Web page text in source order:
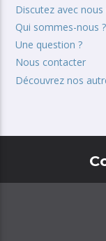
Discutez avec nous
Qui sommes-nous ?
Une question ?
Nous contacter
Découvrez nos